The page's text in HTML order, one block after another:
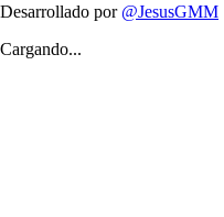
Desarrollado por @JesusGMM
Cargando...